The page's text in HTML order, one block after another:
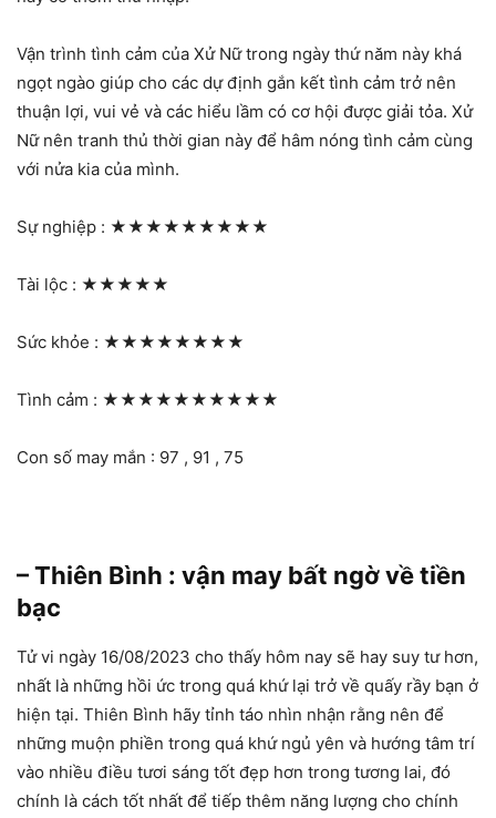
Vận trình tình cảm của Xử Nữ trong ngày thứ năm này khá
ngọt ngào giúp cho các dự định gắn kết tình cảm trở nên
thuận lợi, vui vẻ và các hiểu lầm có cơ hội được giải tỏa. Xử
Nữ nên tranh thủ thời gian này để hâm nóng tình cảm cùng
với nửa kia của mình.
Sự nghiệp : ★★★★★★★★★
Tài lộc : ★★★★★
Sức khỏe : ★★★★★★★★
Tình cảm : ★★★★★★★★★★
Con số may mắn : 97 , 91 , 75
– Thiên Bình : vận may bất ngờ về tiền
bạc
Tử vi ngày 16/08/2023 cho thấy hôm nay sẽ hay suy tư hơn,
nhất là những hồi ức trong quá khứ lại trở về quấy rầy bạn ở
hiện tại. Thiên Bình hãy tỉnh táo nhìn nhận rằng nên để
những muộn phiền trong quá khứ ngủ yên và hướng tâm trí
vào nhiều điều tươi sáng tốt đẹp hơn trong tương lai, đó
chính là cách tốt nhất để tiếp thêm năng lượng cho chính